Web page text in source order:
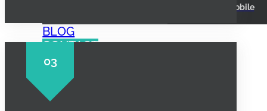
Application mobile
BLOG
CONTACT
PRENDRE RDV
03